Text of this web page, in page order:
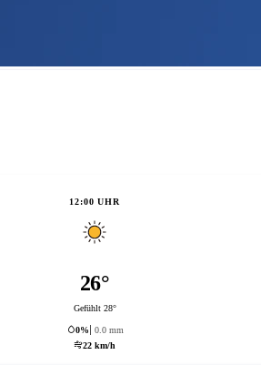
12:00 UHR
26°
Gefühlt 28°
0%
0.0 mm
22 km/h